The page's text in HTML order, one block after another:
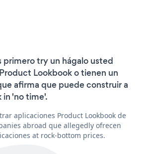
primero try un hágalo usted
Lookbook o tienen un
afirma que puede construir a
'no time'.
aplicaciones Product Lookbook de
abroad que allegedly ofrecen
at rock-bottom prices.